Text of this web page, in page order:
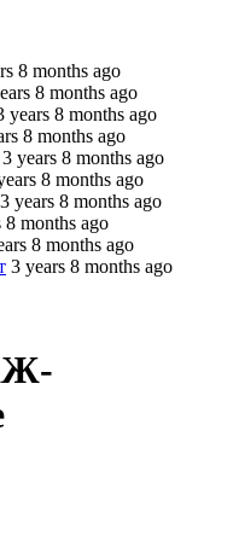
8 months ago
8 months ago
years 8 months ago
8 months ago
3 years 8 months ago
8 months ago
3 years 8 months ago
8 months ago
8 months ago
3 years 8 months ago